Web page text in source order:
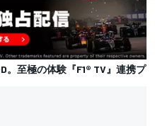
。至極の体験『F1® TV』連携プ